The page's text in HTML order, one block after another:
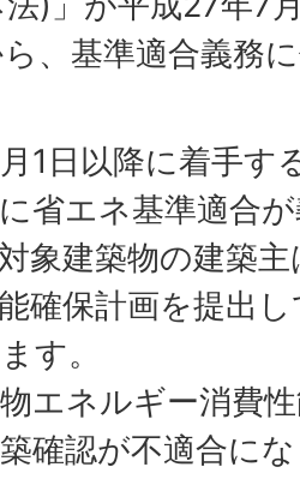
、基準適合義務
1日以降に着手す
省エネ基準適合
象建築物の建築
確保計画を提出
す。
エネルギー消費
確認が不適合に